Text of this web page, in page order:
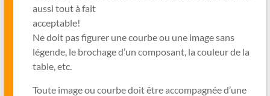
aussi tout à fait
acceptable!
Ne doit pas figurer une courbe ou une image sans
légende, le brochage d’un composant, la couleur de la
table, etc.
Toute image ou courbe doit être accompagnée d’une